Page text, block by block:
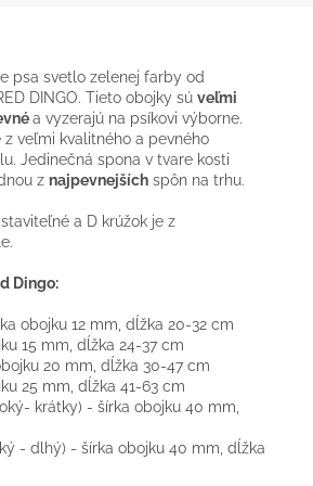
psa svetlo zelenej farby od
DINGO. Tieto obojky sú veľmi
a vyzerajú na psíkovi výborne.
veľmi kvalitného a pevného
Jedinečná spona v tvare kosti
z najpevnejších spôn na trhu.
a D krúžok je z
Dingo:
obojku 12 mm, dĺžka 20-32 cm
15 mm, dĺžka 24-37 cm
20 mm, dĺžka 30-47 cm
25 mm, dĺžka 41-63 cm
krátky) - šírka obojku 40 mm,
- dlhý) - šírka obojku 40 mm, dĺžka